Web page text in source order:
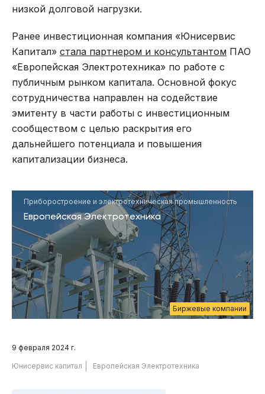
низкой долговой нагрузки.
Ранее инвестиционная компания «Юнисервис
Капитал» стала партнером и консультантом ПАО
«Европейская Электротехника» по работе с
публичным рынком капитала. Основной фокус
сотрудничества направлен на содействие
эмитенту в части работы с инвестиционным
сообществом с целью раскрытия его
дальнейшего потенциала и повышения
капитализации бизнеса.
Биржевые компании
Приборостроение и электротехническая промышленность
Европейская Электротехника
9 февраля 2024 г.
Юнисервис капитал Европейская Электротехника